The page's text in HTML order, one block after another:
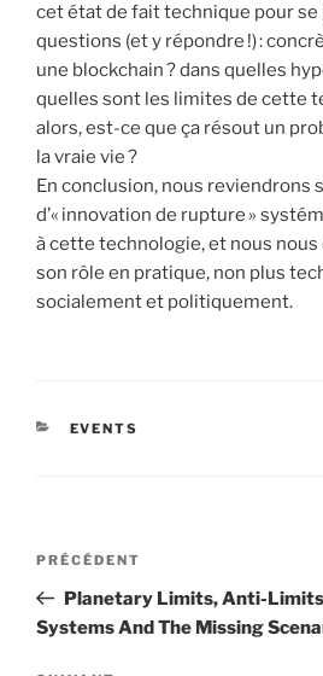
cet état de fait technique pour
questions (et y répondre !) :
une blockchain ? dans quelles
quelles sont les limites de cette
alors, est-ce que ça résout un
la vraie vie ?
En conclusion, nous reviendrons
d’« innovation de rupture »
à cette technologie, et nous
son rôle en pratique, non plus
socialement et politiquement.
CATÉGORIES
EVENTS
Navigation
l’article
Article
précédent
PRÉCÉDENT
Planetary Limits, Anti-
Systems And The Missing